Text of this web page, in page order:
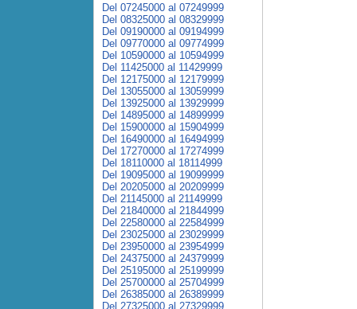
Del 07245000 al 07249999
Del 08325000 al 08329999
Del 09190000 al 09194999
Del 09770000 al 09774999
Del 10590000 al 10594999
Del 11425000 al 11429999
Del 12175000 al 12179999
Del 13055000 al 13059999
Del 13925000 al 13929999
Del 14895000 al 14899999
Del 15900000 al 15904999
Del 16490000 al 16494999
Del 17270000 al 17274999
Del 18110000 al 18114999
Del 19095000 al 19099999
Del 20205000 al 20209999
Del 21145000 al 21149999
Del 21840000 al 21844999
Del 22580000 al 22584999
Del 23025000 al 23029999
Del 23950000 al 23954999
Del 24375000 al 24379999
Del 25195000 al 25199999
Del 25700000 al 25704999
Del 26385000 al 26389999
Del 27325000 al 27329999